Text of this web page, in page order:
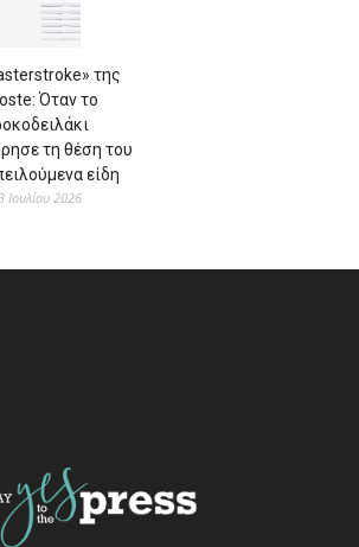
της
Όταν το
τη θέση του
είδη
Ιουλίου 2026